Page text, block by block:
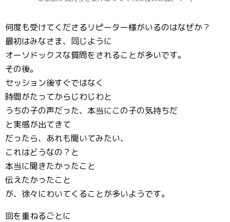
何度も受けてくださるリピーター様がいるのはなぜか？
最初はみなさま、同じように
オーソドックスな質問をされることが多いです。
その後。
セッション後すぐではなく
時間がたってからじわじわと
うちの子の声だった、本当にこの子の気持ちだ
と実感が出てきて
だったら、あれも聞いてみたい、
これはどうなの？と
本当に聞きたかったこと
伝えたかったこと
が、徐々にわいてくることが多いようです。
回を重ねるごとに